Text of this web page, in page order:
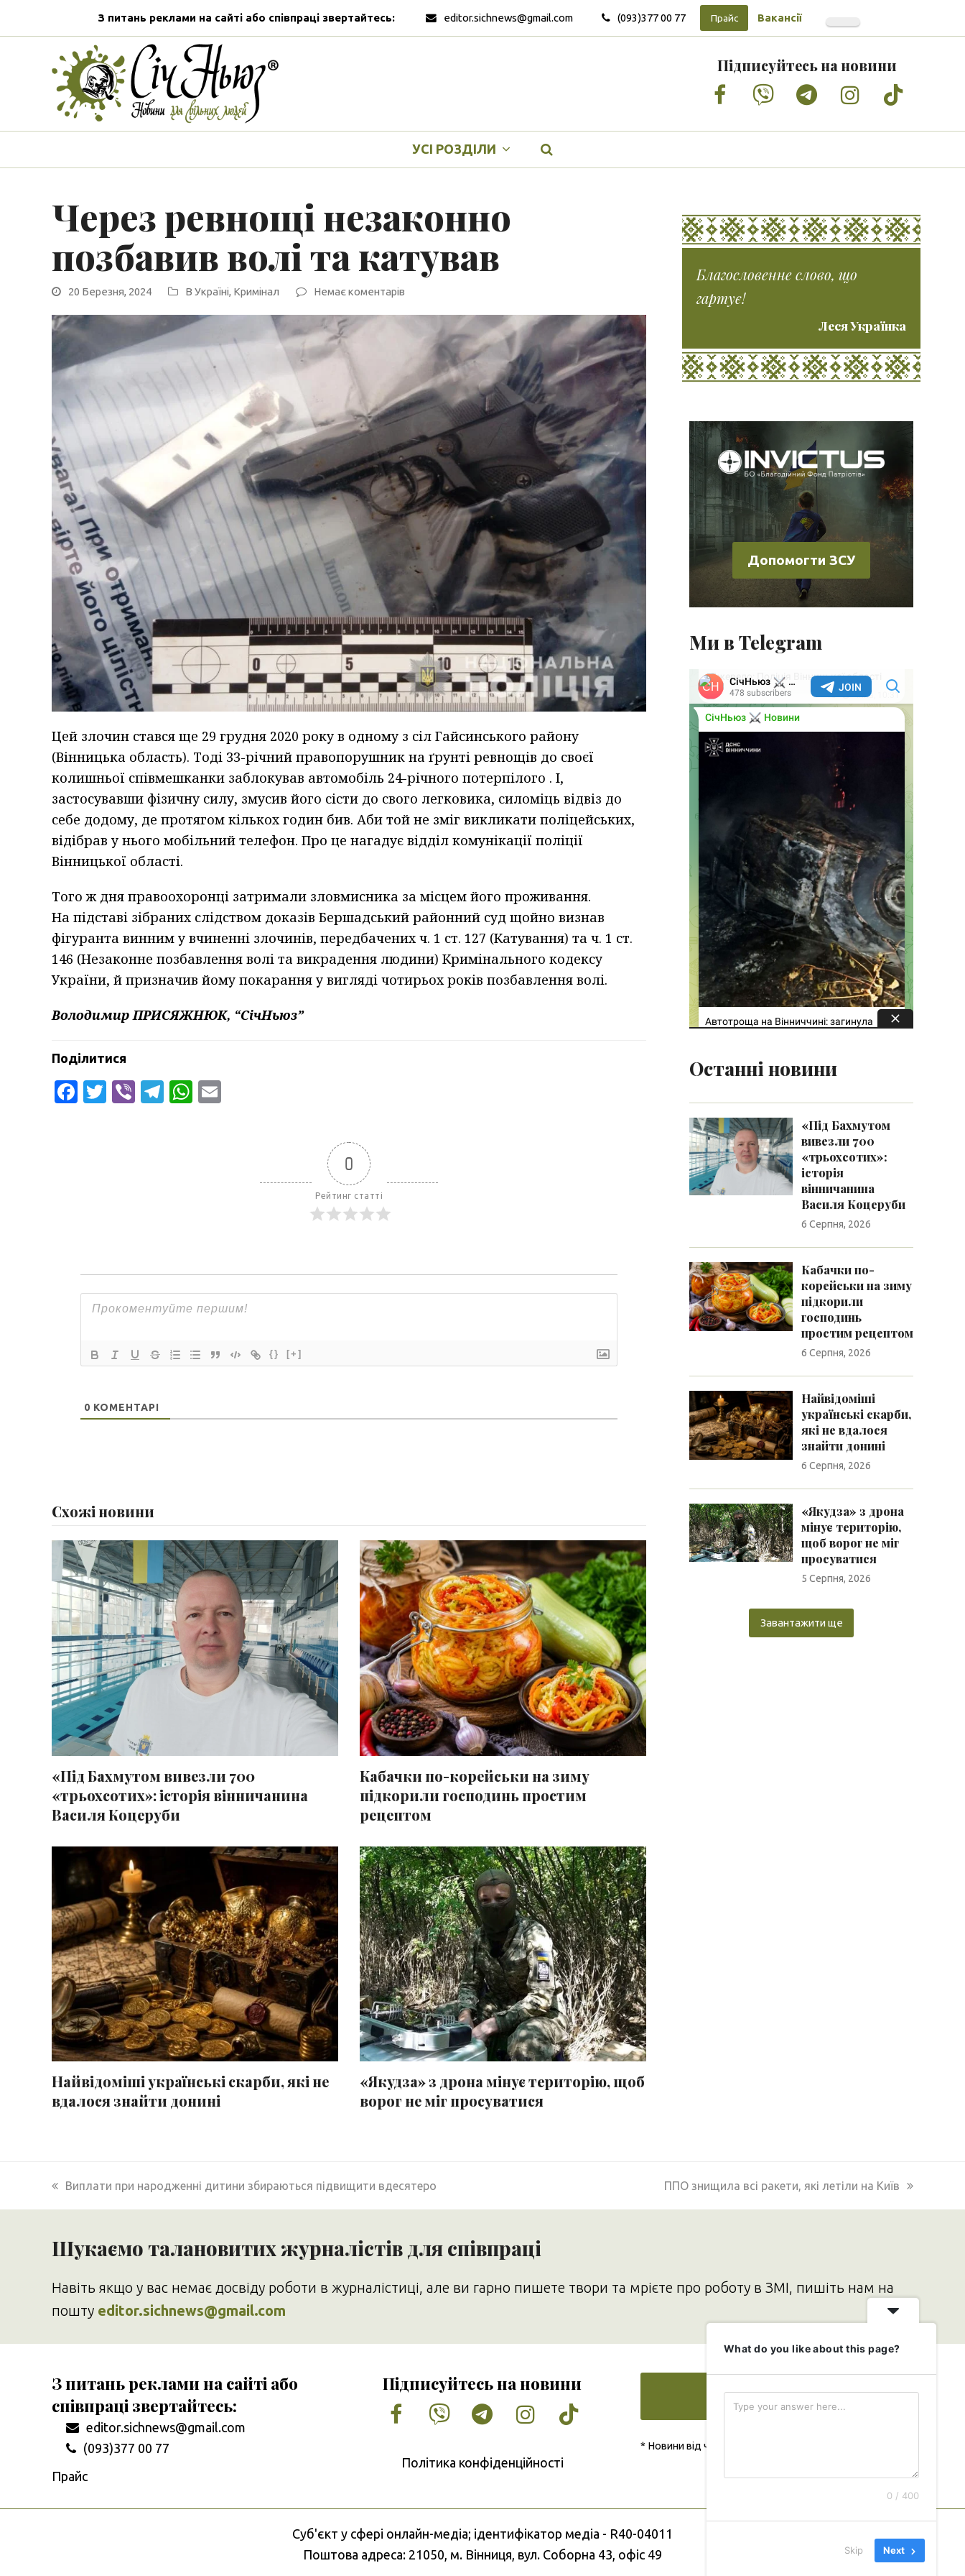
З питань реклами на сайті або співпраці звертайтесь: editor.sichnews@gmail.com (093)377 00 77 Прайс Вакансії
Підписуйтесь на новини
Facebook
VimeoTumblrInstagram
Tiktok
УСІ РОЗДІЛИ
Через ревнощі незаконно
позбавив волі та катував
20 Березня, 2024 В Україні, Кримінал Немає коментарів
Цей злочин стався ще 29 грудня 2020 року в одному з сіл Гайсинського району
(Вінницька область). Тоді 33-річний правопорушник на ґрунті ревнощів до своєї
колишньої співмешканки заблокував автомобіль 24-річного потерпілого . І,
застосувавши фізичну силу, змусив його сісти до свого легковика, силоміць відвіз до
себе додому, де протягом кількох годин бив. Аби той не зміг викликати поліцейських,
відібрав у нього мобільний телефон. Про це нагадує відділ комунікації поліції
Вінницької області.
Того ж дня правоохоронці затримали зловмисника за місцем його проживання.
На підставі зібраних слідством доказів Бершадський районний суд щойно визнав
фігуранта винним у вчиненні злочинів, передбачених ч. 1 ст. 127 (Катування) та ч. 1 ст.
146 (Незаконне позбавлення волі та викрадення людини) Кримінального кодексу
України, й призначив йому покарання у вигляді чотирьох років позбавлення волі.
Володимир ПРИСЯЖНЮК, “СічНьюз”
Поділитися
Facebook
Twitter
ViberTelegram
WhatsApp
0
Рейтинг статті
{} [+]
0 КОМЕНТАРІ
Схожі новини
«Під Бахмутом вивезли 700
«трьохсотих»: історія вінничанина
Василя Коцеруби
Кабачки по-корейськи на зиму
підкорили господинь простим
рецептом
Найвідоміші українські скарби, які не
вдалося знайти донині
«Якудза» з дрона мінує територію, щоб
ворог не міг просуватися
Благословенне слово, що
гартує!
Леся Українка
Допомогти ЗСУ
Ми в Telegram
Останні новини
«Під Бахмутом
вивезли 700
«трьохсотих»:
історія
вінничанина
Василя Коцеруби
6 Серпня, 2026
Кабачки по-
корейськи на зиму
підкорили
господинь
простим рецептом
6 Серпня, 2026
Найвідоміші
українські скарби,
які не вдалося
знайти донині
6 Серпня, 2026
«Якудза» з дрона
мінує територію,
щоб ворог не міг
просуватися
5 Серпня, 2026
Завантажити ще
previous
Виплати при народженні дитини збираються підвищити вдесятеро
next
ППО знищила всі ракети, які летіли на Київ
Шукаємо талановитих журналістів для співпраці
Навіть якщо у вас немає досвіду роботи в журналістиці, але ви гарно пишете твори та мрієте про роботу в ЗМІ, пишіть нам на
пошту editor.sichnews@gmail.com
З питань реклами на сайті або
співпраці звертайтесь:
editor.sichnews@gmail.com
(093)377 00 77
Прайс
Підписуйтесь на новини
Facebook
VimeoTumblrInstagram
Tiktok
Політика конфіденційності
Додати свою новину
* Новини від читача публікуються безкоштовно
Cуб'єкт у сфері онлайн-медіа; ідентифікатор медіа - R40-04011
Поштова адреса: 21050, м. Вінниця, вул. Соборна 43, офіс 49
What do you like about this page?
0 / 400
Skip Next